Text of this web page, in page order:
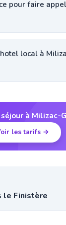
pour faire
local à
à Milizac-
les tarifs →
le Finistère